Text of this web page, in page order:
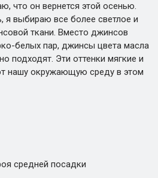
что он вернется этой осенью.
я выбираю все более светлое и
ткани. Вместо джинсов
белых пар, джинсы цвета масла
подходят. Эти оттенки мягкие и
нашу окружающую среду в этом
средней посадки